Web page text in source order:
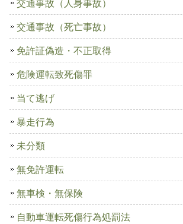
交通事故（死亡事故）
免許証偽造・不正取得
危険運転致死傷罪
当て逃げ
暴走行為
未分類
無免許運転
無車検・無保険
自動車運転死傷行為処罰法